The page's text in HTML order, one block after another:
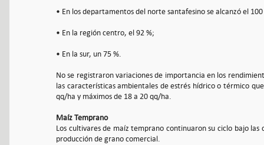
• En los departamentos del norte santafesino se alcanzó el
• En la región centro, el 92 %;
• En la sur, un 75 %.
No se registraron variaciones de importancia en los
las características ambientales de estrés hídrico o térmico
qq/ha y máximos de 18 a 20 qq/ha.
Maíz Temprano
Los cultivares de maíz temprano continuaron su ciclo bajo
producción de grano comercial.